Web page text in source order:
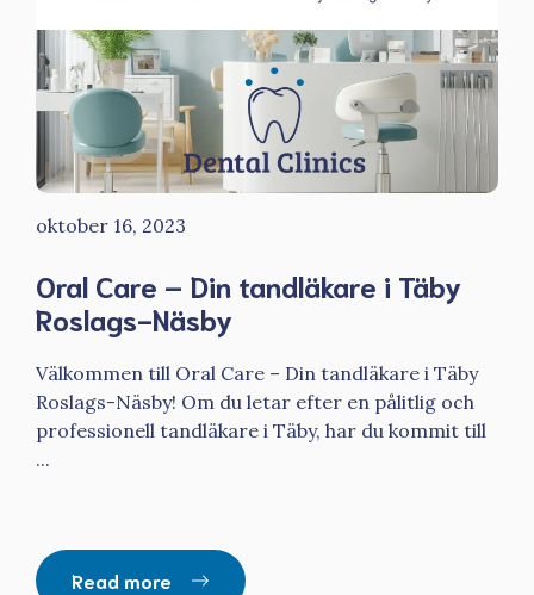
oktober 16, 2023
Oral Care – Din tandläkare i Täby
Roslags-Näsby
Välkommen till Oral Care – Din tandläkare i Täby
Roslags-Näsby! Om du letar efter en pålitlig och
professionell tandläkare i Täby, har du kommit till
...
Read more